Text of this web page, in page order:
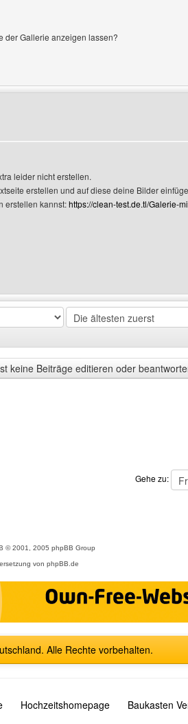
der Gallerie anzeigen lassen?
leider nicht erstellen.
erstellen und auf diese deine Bilder
erstellen kannst:https://clean-test.de.tl/Galerie-
keine Beiträge editieren oder
Gehe zu:
© 2001, 2005 phpBB Group
von phpBB.de
Alle Rechte vorbehalten.
Hochzeitshomepage Baukasten